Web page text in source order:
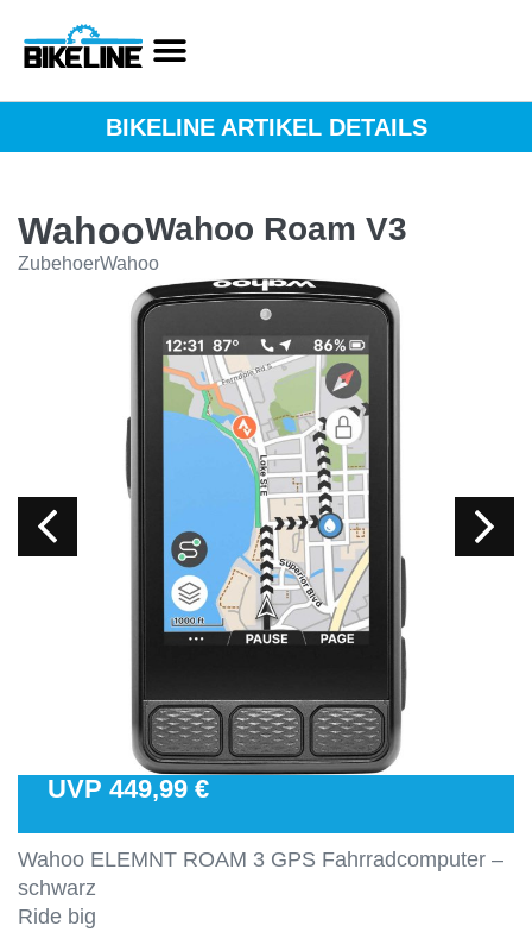
BIKELINE ARTIKEL DETAILS
WahooWahoo Roam V3
ZubehoerWahoo
UVP 449,99 €
Wahoo ELEMNT ROAM 3 GPS Fahrradcomputer –
schwarz
Ride big